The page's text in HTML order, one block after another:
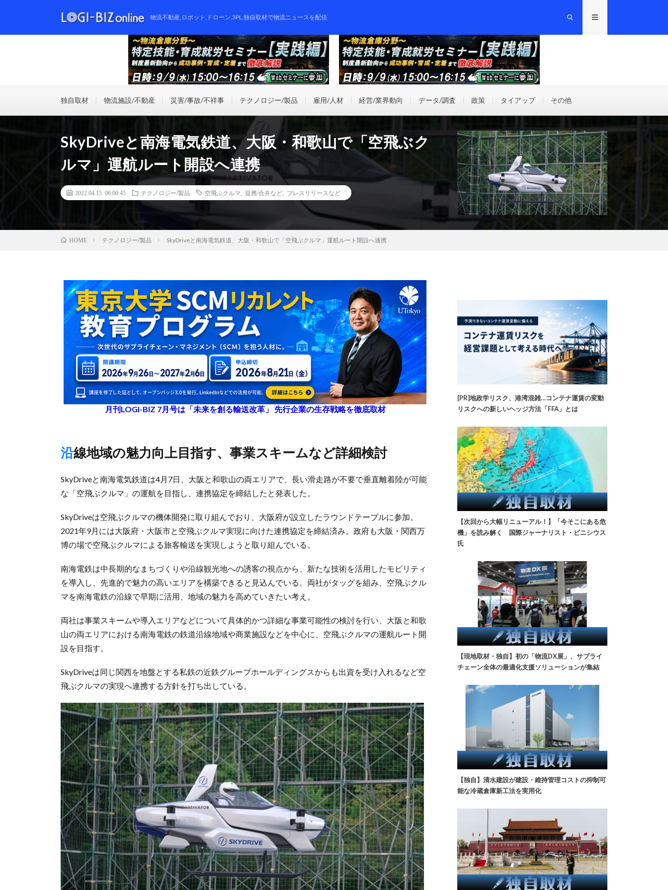
物流不動産,ロボット,ドローン,3PL,独自取材で物流ニュースを配信
独自取材 物流施設/不動産 災害/事故/不祥事 テクノロジー/製品 雇用/人材 経営/業界動向 データ/調査 政策 タイアップ その他
SkyDriveと南海電気鉄道、大阪・和歌山で「空飛ぶク
ルマ」運航ルート開設へ連携
2022.04.15 06:00:45 テクノロジー/製品 空飛ぶクルマ 提携/合弁など プレスリリースなど
HOME テクノロジー/製品 SkyDriveと南海電気鉄道、大阪・和歌山で「空飛ぶクルマ」運航ルート開設へ連携
月刊LOGI-BIZ 7月号は「未来を創る輸送改革」 先行企業の生存戦略を徹底取材
沿線地域の魅力向上目指す、事業スキームなど詳細検討
SkyDriveと南海電気鉄道は4月7日、大阪と和歌山の両エリアで、長い滑走路が不要で垂直離着陸が可能
な「空飛ぶクルマ」の運航を目指し、連携協定を締結したと発表した。
SkyDriveは空飛ぶクルマの機体開発に取り組んでおり、大阪府が設立したラウンドテーブルに参加。
2021年9月には大阪府・大阪市と空飛ぶクルマ実現に向けた連携協定を締結済み。政府も大阪・関西万
博の場で空飛ぶクルマによる旅客輸送を実現しようと取り組んでいる。
南海電鉄は中長期的なまちづくりや沿線観光地への誘客の視点から、新たな技術を活用したモビリティ
を導入し、先進的で魅力の高いエリアを構築できると見込んでいる。両社がタッグを組み、空飛ぶクル
マを南海電鉄の沿線で早期に活用、地域の魅力を高めていきたい考え。
両社は事業スキームや導入エリアなどについて具体的かつ詳細な事業可能性の検討を行い、大阪と和歌
山の両エリアにおける南海電鉄の鉄道沿線地域や商業施設などを中心に、空飛ぶクルマの運航ルート開
設を目指す。
SkyDriveは同じ関西を地盤とする私鉄の近鉄グループホールディングスからも出資を受け入れるなど空
飛ぶクルマの実現へ連携する方針を打ち出している。
[PR]地政学リスク、港湾混雑…コンテナ運賃の変動
リスクへの新しいヘッジ方法「FFA」とは
【次回から大幅リニューアル！】「今そこにある危
機」を読み解く 国際ジャーナリスト・ビニシウス
氏
【現地取材・独自】初の「物流DX展」、サプライ
チェーン全体の最適化支援ソリューションが集結
【独自】清水建設が建設・維持管理コストの抑制可
能な冷蔵倉庫新工法を実用化